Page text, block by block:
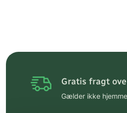
Gratis fragt
Gælder ikke